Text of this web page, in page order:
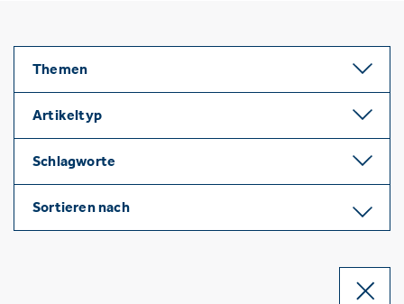
Themen
Artikeltyp
Schlagworte
Sortieren nach